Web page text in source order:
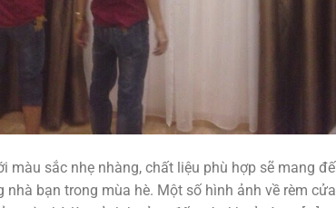
màu sắc nhẹ nhàng, chất liệu phù hợp sẽ mang
nhà bạn trong mùa hè. Một số hình ảnh về rèm